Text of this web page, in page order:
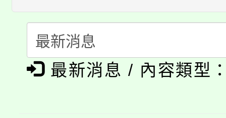
博覽會」之「藝術教育
「2026金融保險知識
車」活動
桃園市115學年度學生
生本土語及新住民語歌
公告本校115學年度第
最新消息 / 內容類型